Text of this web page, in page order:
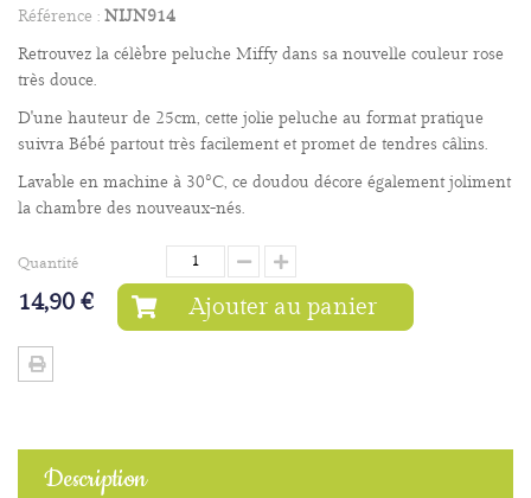
Référence : NIJN914
Retrouvez la célèbre peluche Miffy dans sa nouvelle couleur rose
très douce.
D'une hauteur de 25cm, cette jolie peluche au format pratique
suivra Bébé partout très facilement et promet de tendres câlins.
Lavable en machine à 30°C, ce doudou décore également joliment
la chambre des nouveaux-nés.
Quantité
14,90 € Ajouter au panier
Description